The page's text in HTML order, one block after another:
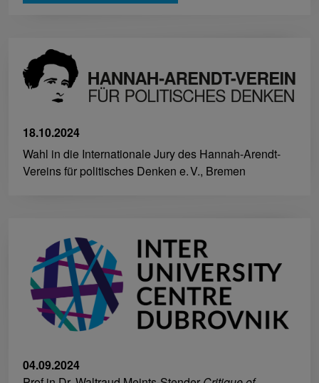
18.10.2024
Wahl in die Internationale Jury des Hannah-Arendt-
Vereins für politisches Denken e. V., Bremen
04.09.2024